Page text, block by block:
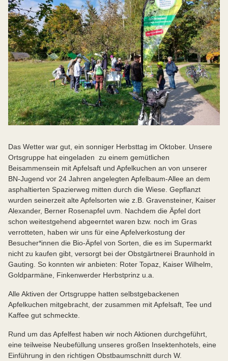
Das Wetter war gut, ein sonniger Herbsttag im Oktober. Unsere
Ortsgruppe hat eingeladen zu einem gemütlichen
Beisammensein mit Apfelsaft und Apfelkuchen an von unserer
BN-Jugend vor 24 Jahren angelegten Apfelbaum-Allee an dem
asphaltierten Spazierweg mitten durch die Wiese. Gepflanzt
wurden seinerzeit alte Apfelsorten wie z.B. Gravensteiner, Kaiser
Alexander, Berner Rosenapfel uvm. Nachdem die Äpfel dort
schon weitestgehend abgeerntet waren bzw. noch im Gras
verrotteten, haben wir uns für eine Apfelverkostung der
Besucher*innen die Bio-Äpfel von Sorten, die es im Supermarkt
nicht zu kaufen gibt, versorgt bei der Obstgärtnerei Braunhold in
Gauting. So konnten wir anbieten: Roter Topaz, Kaiser Wilhelm,
Goldparmäne, Finkenwerder Herbstprinz u.a.
Alle Aktiven der Ortsgruppe hatten selbstgebackenen
Apfelkuchen mitgebracht, der zusammen mit Apfelsaft, Tee und
Kaffee gut schmeckte.
Rund um das Apfelfest haben wir noch Aktionen durchgeführt,
eine teilweise Neubefüllung unseres großen Insektenhotels, eine
Einführung in den richtigen Obstbaumschnitt durch W.